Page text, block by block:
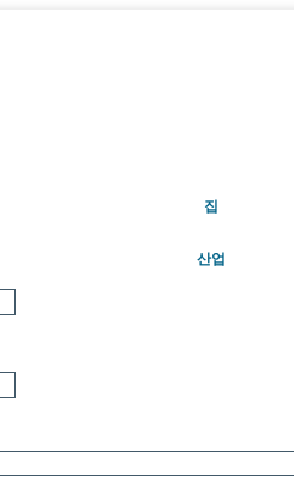
집(현재의)
산업